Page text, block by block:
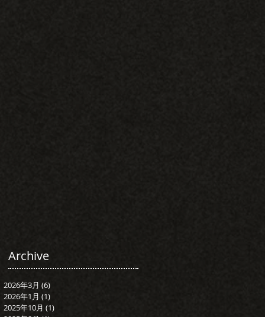
Archive
2026年3月 (6)
2026年1月 (1)
2025年10月 (1)